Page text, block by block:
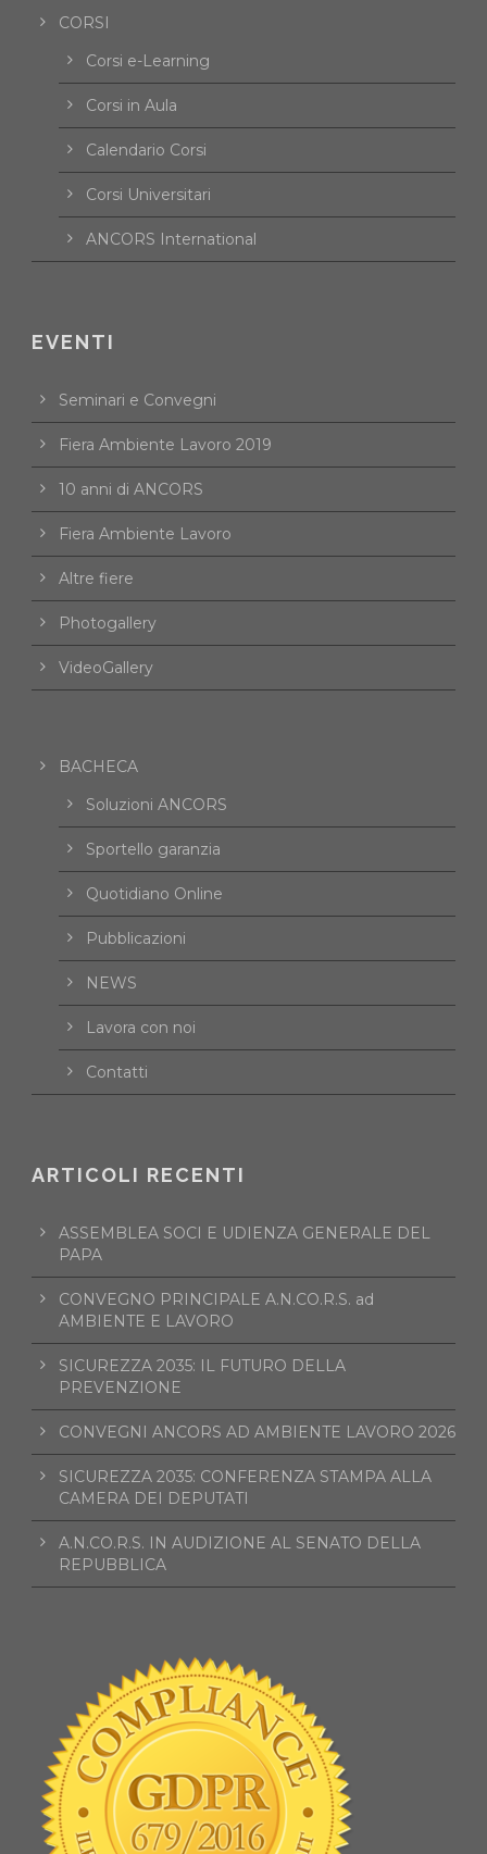
CORSI
Corsi e-Learning
Corsi in Aula
Calendario Corsi
Corsi Universitari
ANCORS International
EVENTI
Seminari e Convegni
Fiera Ambiente Lavoro 2019
10 anni di ANCORS
Fiera Ambiente Lavoro
Altre fiere
Photogallery
VideoGallery
BACHECA
Soluzioni ANCORS
Sportello garanzia
Quotidiano Online
Pubblicazioni
NEWS
Lavora con noi
Contatti
ARTICOLI RECENTI
ASSEMBLEA SOCI E UDIENZA GENERALE DEL
PAPA
CONVEGNO PRINCIPALE A.N.CO.R.S. ad
AMBIENTE E LAVORO
SICUREZZA 2035: IL FUTURO DELLA
PREVENZIONE
CONVEGNI ANCORS AD AMBIENTE LAVORO 2026
SICUREZZA 2035: CONFERENZA STAMPA ALLA
CAMERA DEI DEPUTATI
A.N.CO.R.S. IN AUDIZIONE AL SENATO DELLA
REPUBBLICA